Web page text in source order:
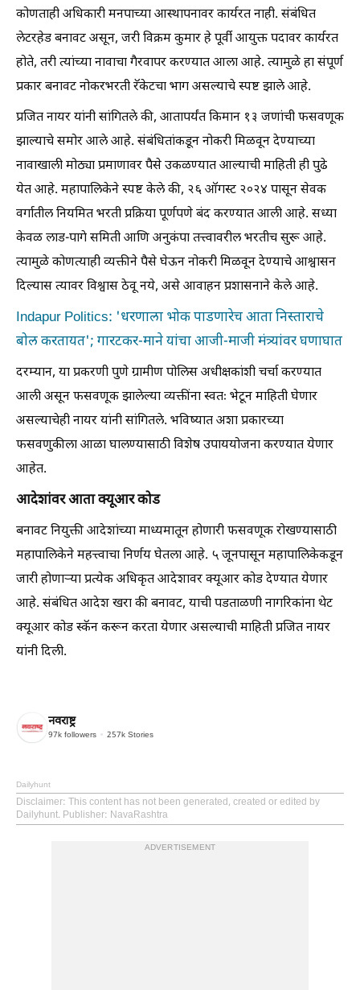
कोणताही अधिकारी मनपाच्या आस्थापनावर कार्यरत नाही. संबंधित
लेटरहेड बनावट असून, जरी विक्रम कुमार हे पूर्वी आयुक्त पदावर कार्यरत
होते, तरी त्यांच्या नावाचा गैरवापर करण्यात आला आहे. त्यामुळे हा संपूर्ण
प्रकार बनावट नोकरभरती रॅकेटचा भाग असल्याचे स्पष्ट झाले आहे.
प्रजित नायर यांनी सांगितले की, आतापर्यंत किमान १३ जणांची फसवणूक
झाल्याचे समोर आले आहे. संबंधितांकडून नोकरी मिळवून देण्याच्या
नावाखाली मोठ्या प्रमाणावर पैसे उकळण्यात आल्याची माहिती ही पुढे
येत आहे. महापालिकेने स्पष्ट केले की, २६ ऑगस्ट २०२४ पासून सेवक
वर्गातील नियमित भरती प्रक्रिया पूर्णपणे बंद करण्यात आली आहे. सध्या
केवळ लाड-पागे समिती आणि अनुकंपा तत्त्वावरील भरतीच सुरू आहे.
त्यामुळे कोणत्याही व्यक्तीने पैसे घेऊन नोकरी मिळवून देण्याचे आश्वासन
दिल्यास त्यावर विश्वास ठेवू नये, असे आवाहन प्रशासनाने केले आहे.
Indapur Politics: 'धरणाला भोक पाडणारेच आता निस्ताराचे
बोल करतायत'; गारटकर-माने यांचा आजी-माजी मंत्र्यांवर घणाघात
दरम्यान, या प्रकरणी पुणे ग्रामीण पोलिस अधीक्षकांशी चर्चा करण्यात
आली असून फसवणूक झालेल्या व्यक्तींना स्वतः भेटून माहिती घेणार
असल्याचेही नायर यांनी सांगितले. भविष्यात अशा प्रकारच्या
फसवणुकीला आळा घालण्यासाठी विशेष उपाययोजना करण्यात येणार
आहेत.
आदेशांवर आता क्यूआर कोड
बनावट नियुक्ती आदेशांच्या माध्यमातून होणारी फसवणूक रोखण्यासाठी
महापालिकेने महत्त्वाचा निर्णय घेतला आहे. ५ जूनपासून महापालिकेकडून
जारी होणाऱ्या प्रत्येक अधिकृत आदेशावर क्यूआर कोड देण्यात येणार
आहे. संबंधित आदेश खरा की बनावट, याची पडताळणी नागरिकांना थेट
क्यूआर कोड स्कॅन करून करता येणार असल्याची माहिती प्रजित नायर
यांनी दिली.
नवराष्ट्र
97k followers 257k Stories
Dailyhunt
Disclaimer: This content has not been generated, created or edited by
Dailyhunt. Publisher: NavaRashtra
ADVERTISEMENT